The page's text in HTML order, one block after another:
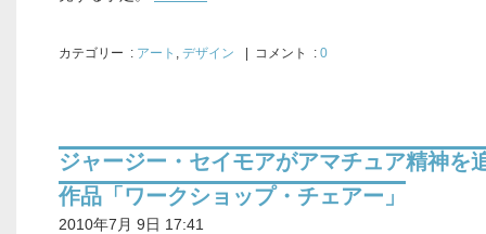
カテゴリー : アート , デザイン | コメント : 0
ジャージー・セイモアがアマチュア精神を
作品「ワークショップ・チェアー」
2010年7月 9日 17:41